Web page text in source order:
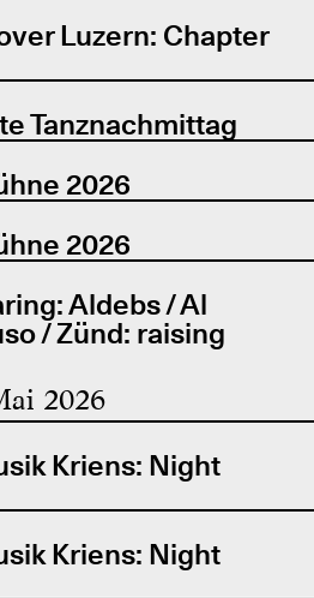
Luzern: Chapter
Tanznachmittag
2026
2026
Aldebs / Al
/ Zünd: raising
2026
Kriens: Night
Kriens: Night